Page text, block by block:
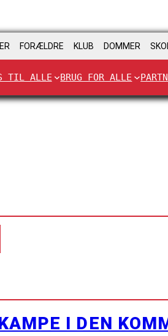
FORÆLDRE KLUB DOMMER
TIL ALLE BRUG FOR ALLE
I DEN